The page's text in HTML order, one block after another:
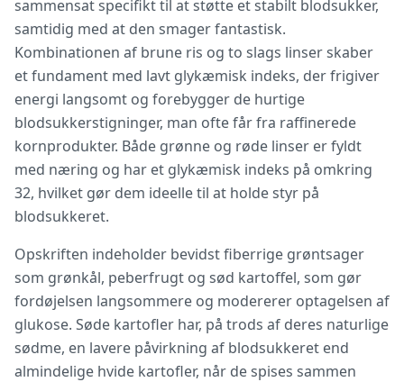
sammensat specifikt til at støtte et stabilt blodsukker,
samtidig med at den smager fantastisk.
Kombinationen af brune ris og to slags linser skaber
et fundament med lavt glykæmisk indeks, der frigiver
energi langsomt og forebygger de hurtige
blodsukkerstigninger, man ofte får fra raffinerede
kornprodukter. Både grønne og røde linser er fyldt
med næring og har et glykæmisk indeks på omkring
32, hvilket gør dem ideelle til at holde styr på
blodsukkeret.
Opskriften indeholder bevidst fiberrige grøntsager
som grønkål, peberfrugt og sød kartoffel, som gør
fordøjelsen langsommere og modererer optagelsen af
glukose. Søde kartofler har, på trods af deres naturlige
sødme, en lavere påvirkning af blodsukkeret end
almindelige hvide kartofler, når de spises sammen